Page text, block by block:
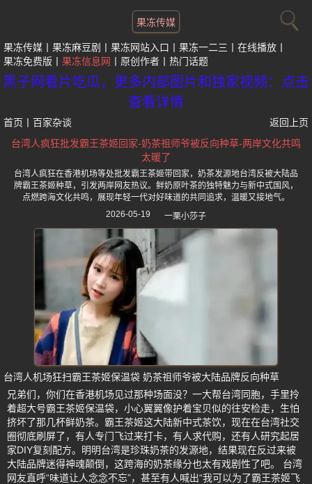
果冻传媒
果冻传媒 果冻麻豆剧 果冻网站入口 果冻一二三
在线播放
果冻免费版
果冻信息网 原创作者 热门话题
黑子网看片吃瓜，更多内部图片和独家视频：点击
查看详情
首页 百家杂谈
返回上页
台湾人疯狂批发霸王茶姬回家-奶茶祖师爷被反向种草-两岸文化共鸣
太暖了
台湾人疯狂在香港机场等处批发霸王茶姬带回家，奶茶发源地台湾反被大陆品
牌霸王茶姬种草，引发两岸网友热议。鲜奶原叶茶的独特魅力与新中式国风，
点燃跨海文化共鸣，展现年轻一代对好味道的共同追求，温暖又接地气。
2026-05-19
一栗小莎子
台湾人机场狂扫霸王茶姬保温袋 奶茶祖师爷被大陆品牌反向种草
兄弟们，你们在香港机场见过那种场面没？一大帮台湾同胞，手里拎
着超大号霸王茶姬保温袋，小心翼翼像护着宝贝似的往安检走，生怕
挤坏了那几杯鲜奶茶。霸王茶姬这大陆新中式茶饮，现在在台湾社交
圈彻底刷屏了，有人专门飞过来打卡，有人求代购，还有人研究起居
家DIY复刻配方。明明台湾是珍珠奶茶的发源地，结果现在反过来被
大陆品牌迷得神魂颠倒，这跨海的奶茶缘分也太有戏剧性了吧。 台湾
网友直呼“味道让人念念不忘”，甚至有人喊出“我可以为了霸王茶姬飞